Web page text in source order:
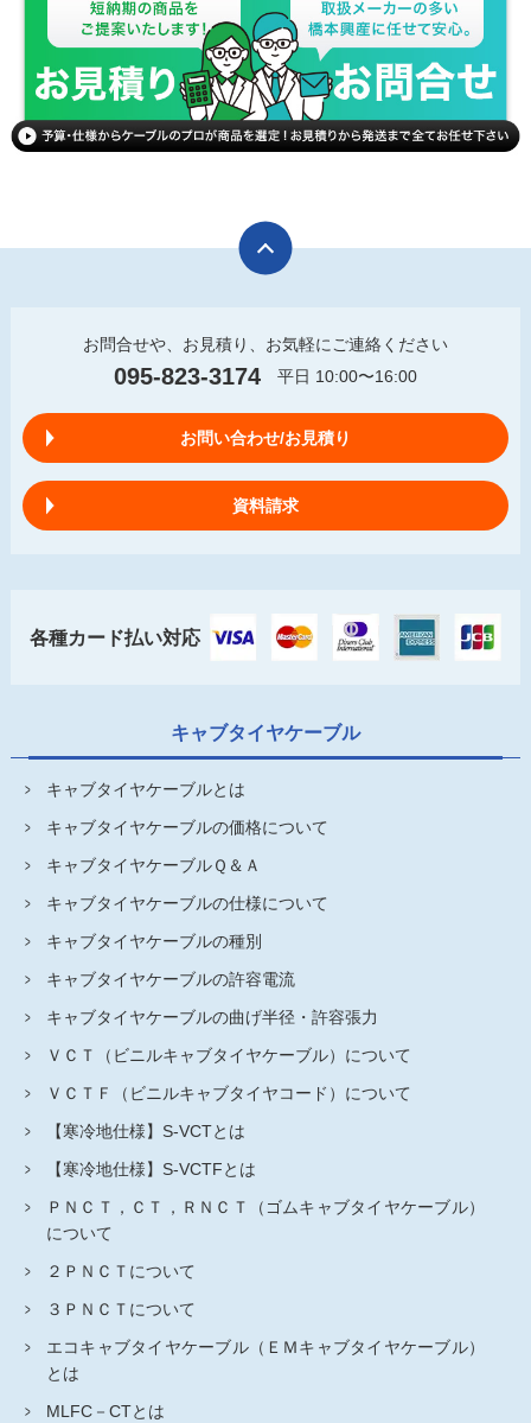
お問合せや、お見積り、お気軽にご連絡ください
095-823-3174 平日 10:00〜16:00
お問い合わせ/お見積り
資料請求
各種カード払い対応
キャブタイヤケーブル
キャブタイヤケーブルとは
キャブタイヤケーブルの価格について
キャブタイヤケーブルＱ＆Ａ
キャブタイヤケーブルの仕様について
キャブタイヤケーブルの種別
キャブタイヤケーブルの許容電流
キャブタイヤケーブルの曲げ半径・許容張力
ＶＣＴ（ビニルキャブタイヤケーブル）について
ＶＣＴＦ（ビニルキャブタイヤコード）について
【寒冷地仕様】S-VCTとは
【寒冷地仕様】S-VCTFとは
ＰＮＣＴ，ＣＴ，ＲＮＣＴ（ゴムキャブタイヤケーブル）
について
２ＰＮＣＴについて
３ＰＮＣＴについて
エコキャブタイヤケーブル（ＥＭキャブタイヤケーブル）
とは
MLFC－CTとは